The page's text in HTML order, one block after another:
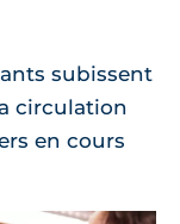
subissent
circulation
en cours